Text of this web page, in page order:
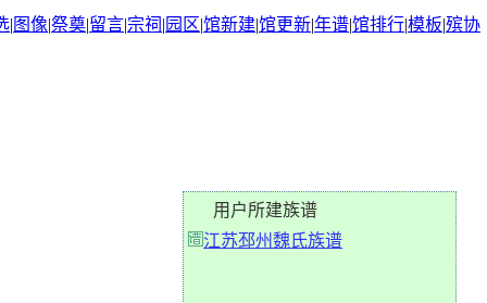
| 图像|祭奠|留言|宗祠 | 园区|馆新建|馆更新|年谱|馆排行|模板|殡协
用户所建族谱
江苏邳州魏氏族谱